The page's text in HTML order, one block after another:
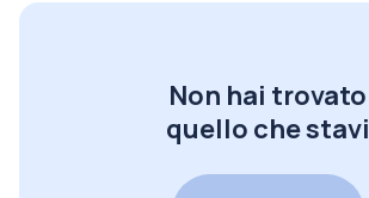
Non hai trovato
quello che stavi